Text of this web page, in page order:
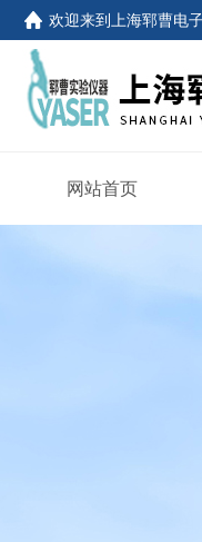
欢迎来到 上海郓曹电
网站首页